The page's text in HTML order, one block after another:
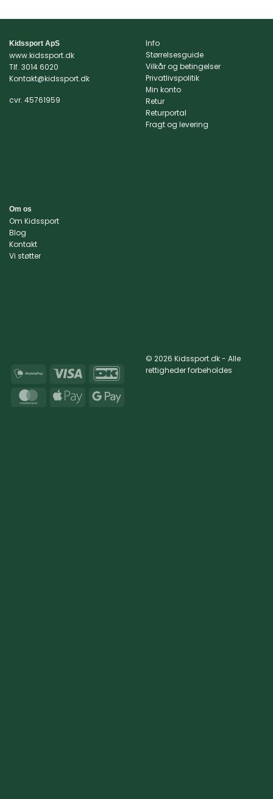
Kidssport ApS
www.kidssport.dk
Tlf. 3014 6020
Kontakt@kidssport.dk
cvr. 45761959
Info
Størrelsesguide
Vilkår og betingelser
Privatlivspolitik
Min konto
Retur
Returportal
Fragt og levering
Om os
Om Kidssport
Blog
Kontakt
Vi støtter
MobilePay Visa DanKort
MasterCardApple
Google
© 2026 Kidssport.dk - Alle
rettigheder forbeholdes